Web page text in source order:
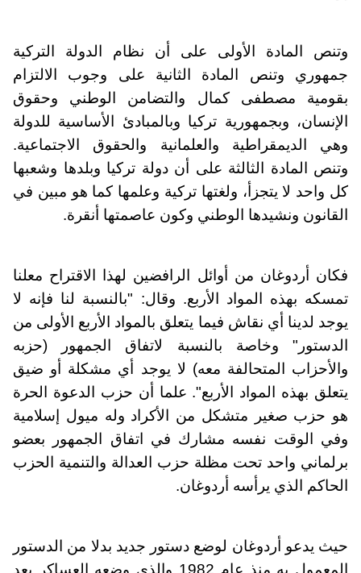
وتنص المادة الأولى على أن نظام الدولة التركية
جمهوري وتنص المادة الثانية على وجوب الالتزام
بقومية مصطفى كمال والتضامن الوطني وحقوق
الإنسان، وبجمهورية تركيا وبالمبادئ الأساسية للدولة
وهي الديمقراطية والعلمانية والحقوق الاجتماعية.
وتنص المادة الثالثة على أن دولة تركيا وبلدها وشعبها
كل واحد لا يتجزأ، ولغتها تركية وعلمها كما هو مبين في
القانون ونشيدها الوطني وكون عاصمتها أنقرة.
فكان أردوغان من أوائل الرافضين لهذا الاقتراح معلنا
تمسكه بهذه المواد الأربع. وقال: "بالنسبة لنا فإنه لا
يوجد لدينا أي نقاش فيما يتعلق بالمواد الأربع الأولى من
الدستور" وخاصة بالنسبة لاتفاق الجمهور (حزبه
والأحزاب المتحالفة معه) لا يوجد أي مشكلة أو ضيق
يتعلق بهذه المواد الأربع". علما أن حزب الدعوة الحرة
هو حزب صغير متشكل من الأكراد وله ميول إسلامية
وفي الوقت نفسه مشارك في اتفاق الجمهور بعضو
برلماني واحد تحت مظلة حزب العدالة والتنمية الحزب
الحاكم الذي يرأسه أردوغان.
حيث يدعو أردوغان لوضع دستور جديد بدلا من الدستور
المعمول به منذ عام 1982 والذي وضعه العساكر بعد